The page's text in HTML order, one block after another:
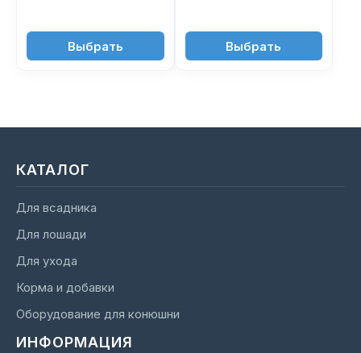
2'450 ₽Выбрать 2'600 ₽Выбрать
КАТАЛОГ
Для всадника
Для лошади
Для ухода
Корма и добавки
Оборудование для конюшни
ИНФОРМАЦИЯ